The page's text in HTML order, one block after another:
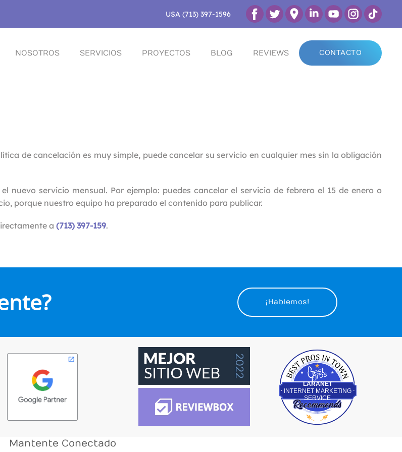
USA (713) 397-1596
NOSOTROS SERVICIOS PROYECTOS BLOG REVIEWS CONTACTO
de cancelación es muy simple, puede cancelar su servicio en cualquier mes sin la obligación
nuevo servicio mensual. Por ejemplo: puedes cancelar el servicio de febrero el 15 de enero o
porque nuestro equipo ha preparado el contenido para publicar.
a (713) 397-159.
¡Hablemos!
LARANET
INTERNET MARKETING
SERVICE
Best Pros In Town
Mantente Conectado